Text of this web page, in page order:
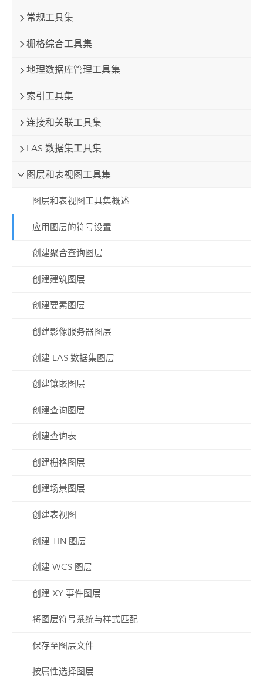
常规工具集
栅格综合工具集
地理数据库管理工具集
索引工具集
连接和关联工具集
LAS 数据集工具集
图层和表视图工具集
图层和表视图工具集概述
应用图层的符号设置
创建聚合查询图层
创建建筑图层
创建要素图层
创建影像服务器图层
创建 LAS 数据集图层
创建镶嵌图层
创建查询图层
创建查询表
创建栅格图层
创建场景图层
创建表视图
创建 TIN 图层
创建 WCS 图层
创建 XY 事件图层
将图层符号系统与样式匹配
保存至图层文件
按属性选择图层